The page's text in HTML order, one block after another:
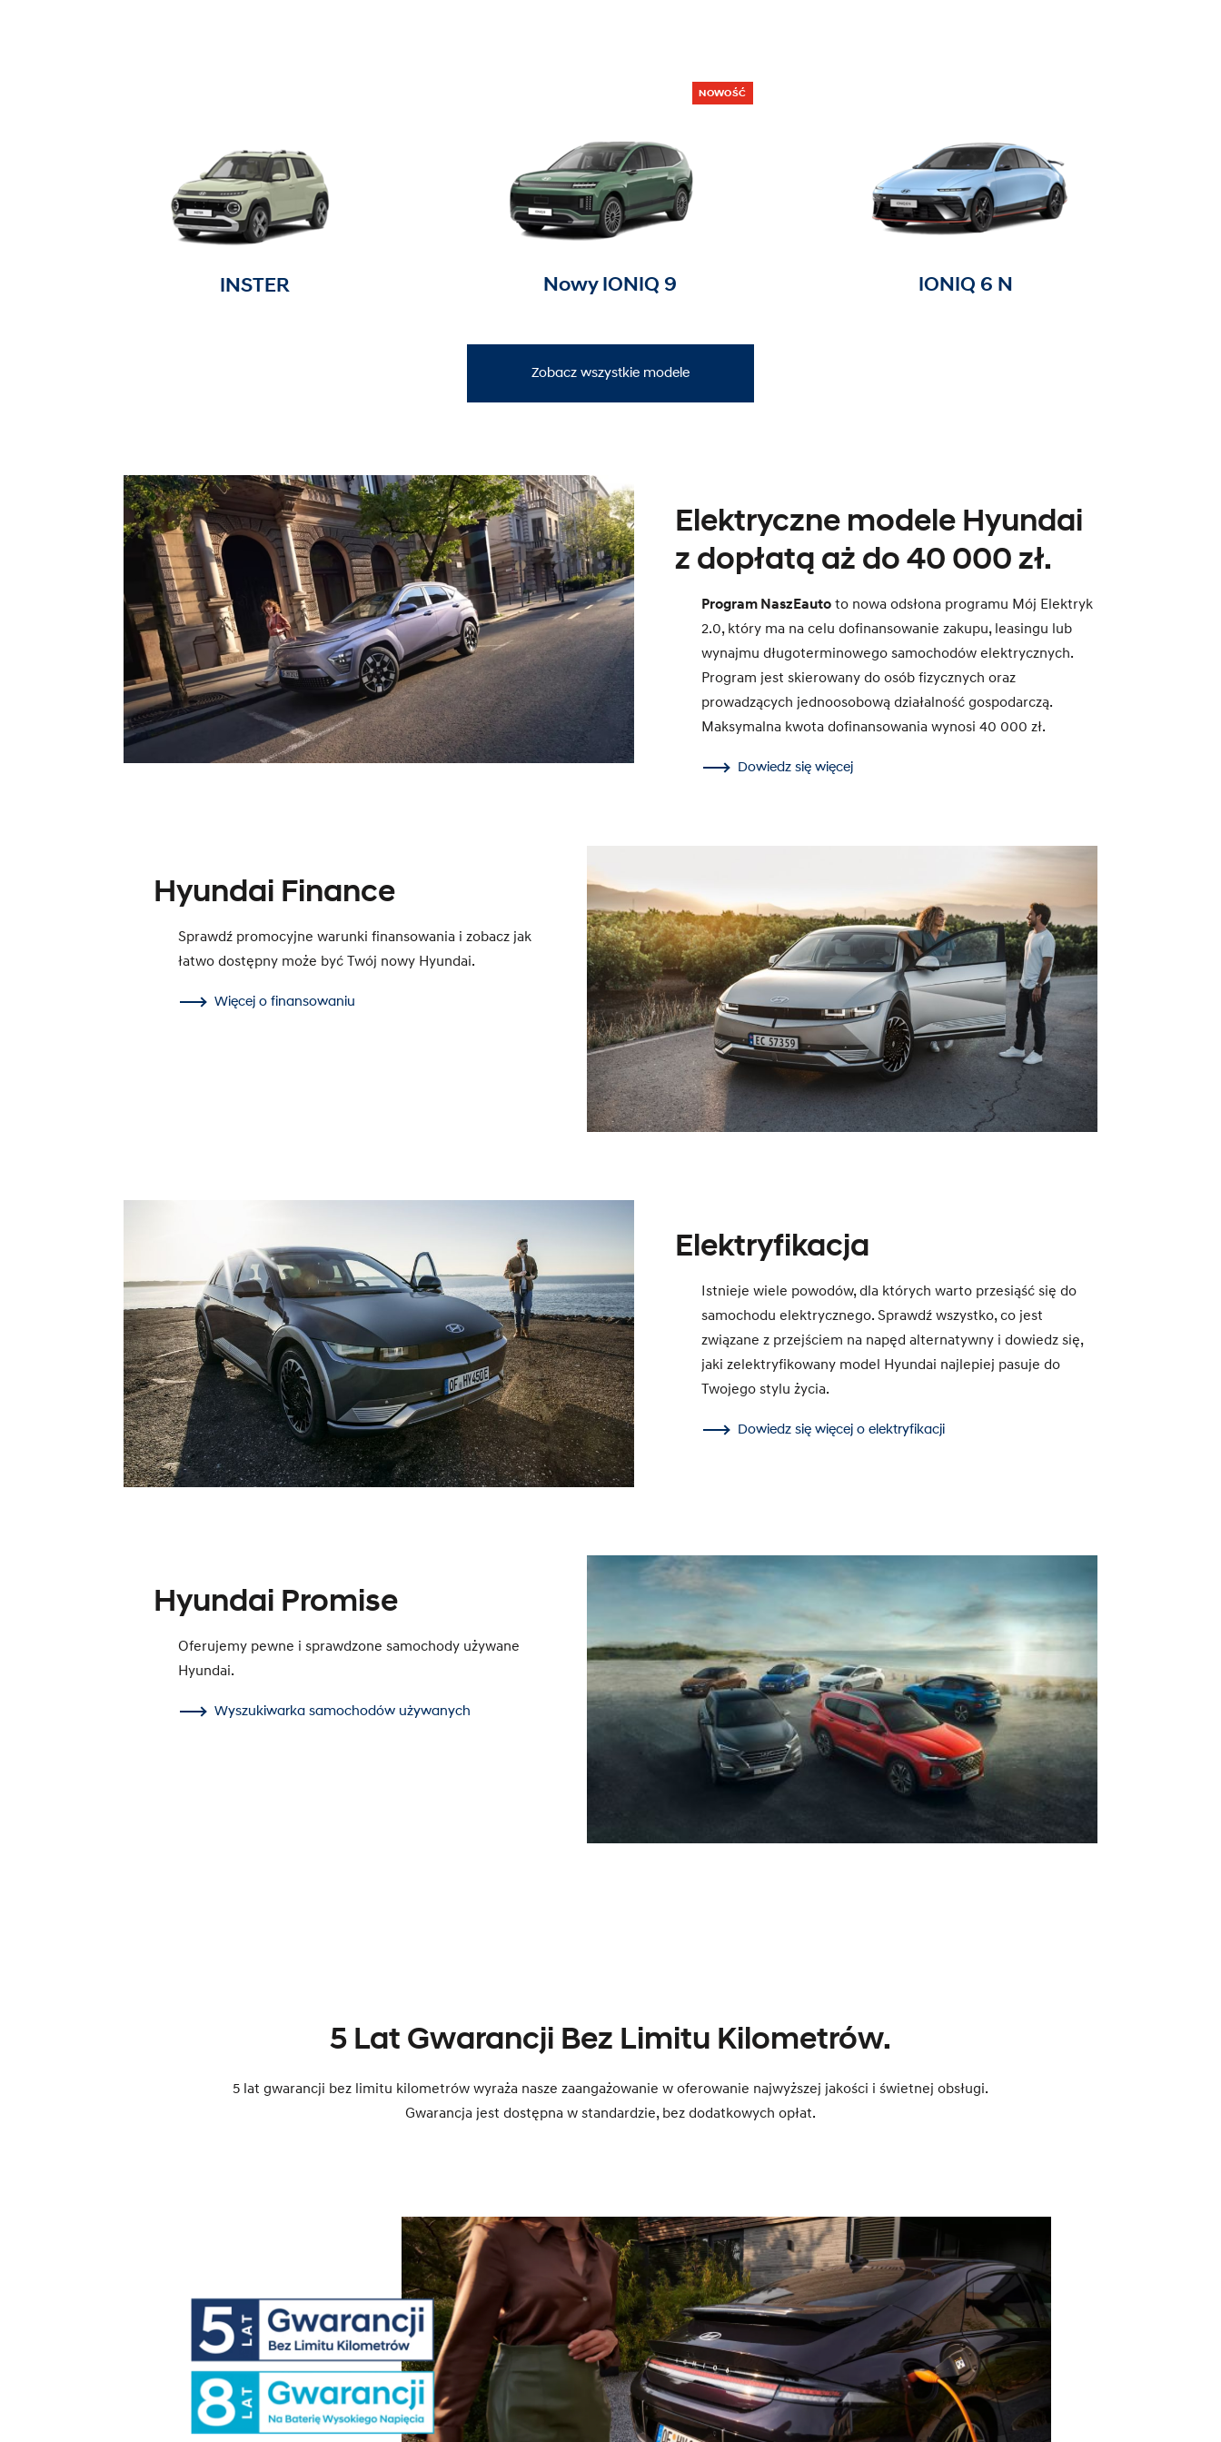
INSTER
NOWOŚĆ
Nowy IONIQ 9 IONIQ 6 N
Zobacz wszystkie modele
Elektryczne modele Hyundai
z dopłatą aż do 40 000 zł.
Program NaszEauto to nowa odsłona programu Mój Elektryk
2.0, który ma na celu dofinansowanie zakupu, leasingu lub
wynajmu długoterminowego samochodów elektrycznych.
Program jest skierowany do osób fizycznych oraz
prowadzących jednoosobową działalność gospodarczą.
Maksymalna kwota dofinansowania wynosi 40 000 zł.
Dowiedz się więcej
Hyundai Finance
Sprawdź promocyjne warunki finansowania i zobacz jak
łatwo dostępny może być Twój nowy Hyundai.
Więcej o finansowaniu
Elektryfikacja
Istnieje wiele powodów, dla których warto przesiąść się do
samochodu elektrycznego. Sprawdź wszystko, co jest
związane z przejściem na napęd alternatywny i dowiedz się,
jaki zelektryfikowany model Hyundai najlepiej pasuje do
Twojego stylu życia.
Dowiedz się więcej o elektryfikacji
Hyundai Promise
Oferujemy pewne i sprawdzone samochody używane
Hyundai.
Wyszukiwarka samochodów używanych
5 Lat Gwarancji Bez Limitu Kilometrów.
5 lat gwarancji bez limitu kilometrów wyraża nasze zaangażowanie w oferowanie najwyższej jakości i świetnej obsługi.
Gwarancja jest dostępna w standardzie, bez dodatkowych opłat.